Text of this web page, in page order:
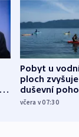
Pobyt u
ploch zvyšuje
duševní
ukázala
včera v 07:30